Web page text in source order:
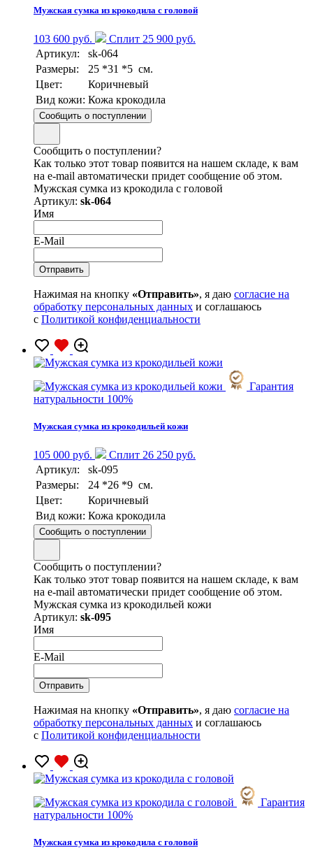
Мужская сумка из крокодила с головой
103 600 руб.
Сплит 25 900 руб.
Артикул:
sk-064
Размеры:
25 *31 *5 см.
Цвет:
Коричневый
Вид кожи: Кожа крокодила
Сообщить о поступлении
Сообщить о поступлении?
Как только этот товар появится на нашем складе, к вам
на e-mail автоматически придет сообщение об этом.
Мужская сумка из крокодила с головой
Артикул: sk-064
Имя
E-Mail
Нажимая на кнопку «Отправить», я даю согласие на
обработку персональных данных и соглашаюсь
с Политикой конфиденциальности
Гарантия
натуральности 100%
Мужская сумка из крокодильей кожи
105 000 руб.
Сплит 26 250 руб.
Артикул:
sk-095
Размеры:
24 *26 *9 см.
Цвет:
Коричневый
Вид кожи: Кожа крокодила
Сообщить о поступлении
Сообщить о поступлении?
Как только этот товар появится на нашем складе, к вам
на e-mail автоматически придет сообщение об этом.
Мужская сумка из крокодильей кожи
Артикул: sk-095
Имя
E-Mail
Нажимая на кнопку «Отправить», я даю согласие на
обработку персональных данных и соглашаюсь
с Политикой конфиденциальности
Гарантия
натуральности 100%
Мужская сумка из крокодила с головой